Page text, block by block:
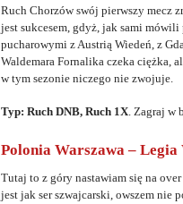
Ruch Chorzów swój pierwszy mecz
jest sukcesem, gdyż, jak sami
pucharowymi z Austrią Wiedeń, z
Waldemara Fornalika czeka ciężka,
w tym sezonie niczego nie zwojuje.
Typ: Ruch DNB, Ruch 1X. Zagraj w
Polonia Warszawa – Legia
Tutaj to z góry nastawiam się na
jest jak ser szwajcarski, owszem